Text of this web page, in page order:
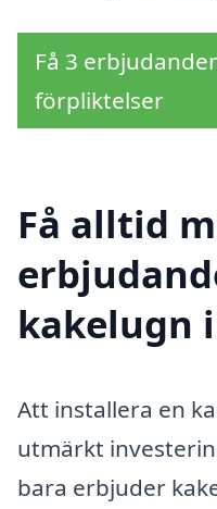
Få 3
förpliktelser
Få alltid
kakelugn
Att installera en
utmärkt
bara erbjuder